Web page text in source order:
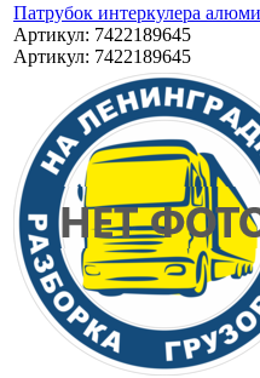
Патрубок интеркулера
Артикул: 7422189645
Артикул: 7422189645